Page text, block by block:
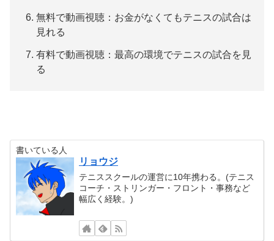
無料で動画視聴：お金がなくてもテニスの試合は
見れる
有料で動画視聴：最高の環境でテニスの試合を見
る
書いている人
リョウジ
テニススクールの運営に10年携わる。(テニス
コーチ・ストリンガー・フロント・事務など
幅広く経験。)